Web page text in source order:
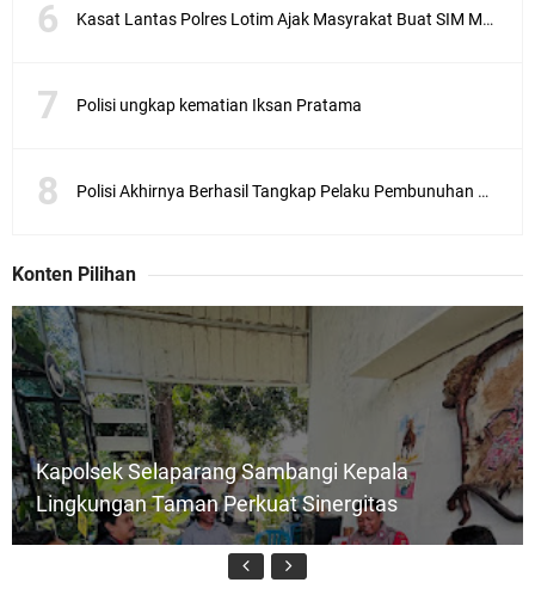
Kasat Lantas Polres Lotim Ajak Masyrakat Buat SIM Melalui SATPAS Bukan Calo
Polisi ungkap kematian Iksan Pratama
Polisi Akhirnya Berhasil Tangkap Pelaku Pembunuhan Mahasiswa Asal Sunbawa
Konten Pilihan
Kapolsek Selaparang Sambangi Kepala
Lingkungan Taman Perkuat Sinergitas